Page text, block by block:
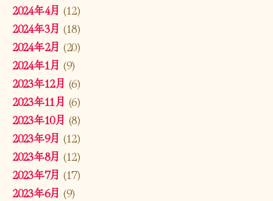
2024年4月 (12)
2024年3月 (18)
2024年2月 (20)
2024年1月 (9)
2023年12月 (6)
2023年11月 (6)
2023年10月 (8)
2023年9月 (12)
2023年8月 (12)
2023年7月 (17)
2023年6月 (9)